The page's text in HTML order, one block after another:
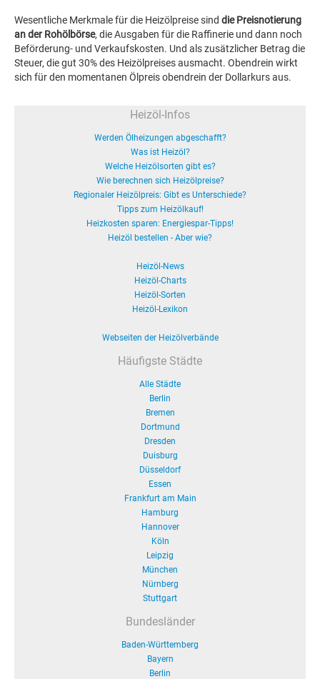
Wesentliche Merkmale für die Heizölpreise sind die Preisnotierung
an der Rohölbörse, die Ausgaben für die Raffinerie und dann noch
Beförderung- und Verkaufskosten. Und als zusätzlicher Betrag die
Steuer, die gut 30% des Heizölpreises ausmacht. Obendrein wirkt
sich für den momentanen Ölpreis obendrein der Dollarkurs aus.
Heizöl-Infos
Werden Ölheizungen abgeschafft?
Was ist Heizöl?
Welche Heizölsorten gibt es?
Wie berechnen sich Heizölpreise?
Regionaler Heizölpreis: Gibt es Unterschiede?
Tipps zum Heizölkauf!
Heizkosten sparen: Energiespar-Tipps!
Heizöl bestellen - Aber wie?
Heizöl-News
Heizöl-Charts
Heizöl-Sorten
Heizöl-Lexikon
Webseiten der Heizölverbände
Häufigste Städte
Alle Städte
Berlin
Bremen
Dortmund
Dresden
Duisburg
Düsseldorf
Essen
Frankfurt am Main
Hamburg
Hannover
Köln
Leipzig
München
Nürnberg
Stuttgart
Bundesländer
Baden-Württemberg
Bayern
Berlin